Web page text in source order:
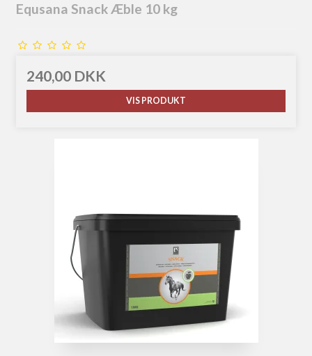
Equsana Snack Æble 10 kg
240,00 DKK
VIS PRODUKT